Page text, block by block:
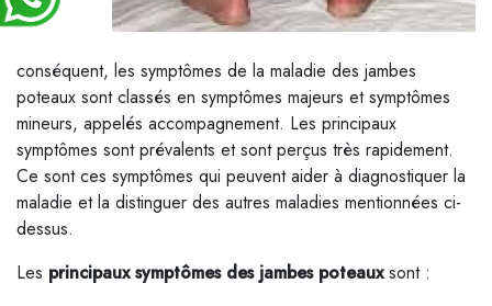
conséquent, les symptômes de la maladie des jambes
poteaux sont classés en symptômes majeurs et symptômes
mineurs, appelés accompagnement. Les principaux
symptômes sont prévalents et sont perçus très rapidement.
Ce sont ces symptômes qui peuvent aider à diagnostiquer la
maladie et la distinguer des autres maladies mentionnées ci-
dessus.
Les principaux symptômes des jambes poteauxsont :